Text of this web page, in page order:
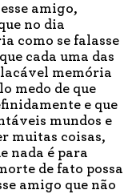
amigo,
no dia
como se falasse
cada uma das
memória
medo de que
e que
mundos e
muitas coisas,
nada é para
de fato possa
amigo que não